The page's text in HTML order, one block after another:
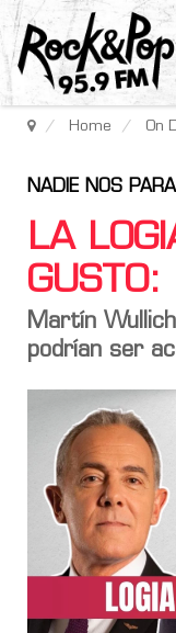
Home On
NADIE NOS PARA
LA
Martín
podrían ser